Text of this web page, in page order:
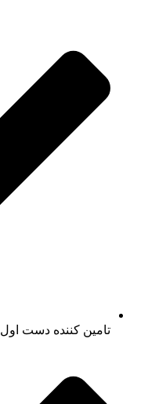
تامین کننده دست اول